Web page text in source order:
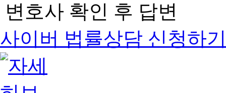
변호사 확인 후 답변
사이버 법률상담 신청하기